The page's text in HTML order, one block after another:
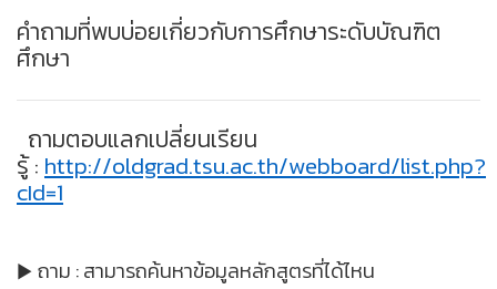
คำถามที่พบบ่อยเกี่ยวกับการศึกษาระดับบัณฑิต
ศึกษา
ถามตอบแลกเปลี่ยนเรียน
รู้: http://oldgrad.tsu.ac.th/webboard/list.php?
cId=1
▶ ถาม : สามารถค้นหาข้อมูลหลักสูตรที่ได้ไหน